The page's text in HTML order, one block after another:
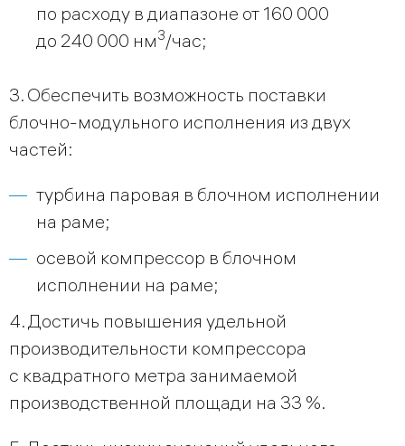
по расходу в диапазоне от 160 000
до 240 000 нм3/час;
3. Обеспечить возможность поставки
блочно-модульного исполнения из двух
частей:
турбина паровая в блочном исполнении
на раме;
осевой компрессор в блочном
исполнении на раме;
4. Достичь повышения удельной
производительности компрессора
с квадратного метра занимаемой
производственной площади на 33 %.